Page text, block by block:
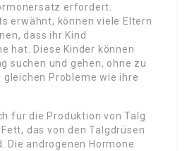
erfordert.
erwähnt, können viele Eltern
dass ihr Kind
hat. Diese Kinder können
suchen und gehen, ohne zu
gleichen Probleme wie ihre
für die Produktion von Talg
das von den Talgdrüsen
Die androgenen Hormone